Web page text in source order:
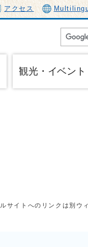
アクセス
観光・イベント
サイトへのリンクは別ウ